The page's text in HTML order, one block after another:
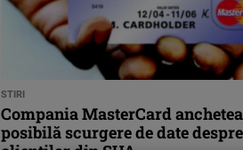
STIRI
Compania MasterCard
posibilă scurgere de date